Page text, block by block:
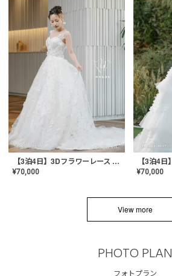
【3泊4日】3Dフラワーレース ドレス〈PD-WDOR-331〉
¥70,000 ¥70,000
View more
PHOTO PLAN
フォトプラン